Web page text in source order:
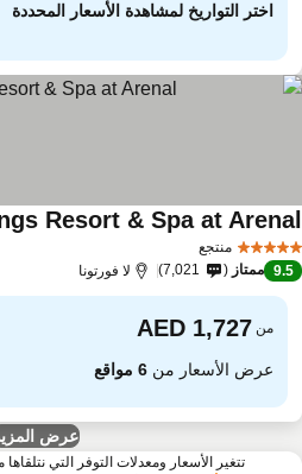
اختر التواريخ لمشاهدة الأسعار المحددة
منتجع
Resort & Spa at
9.5 ممتاز 7,021 لا فورتونا
من
عرض الأسعار من6 مواقع
عرض المزيد
تتغير الأسعار ومعدلات التوفر التي